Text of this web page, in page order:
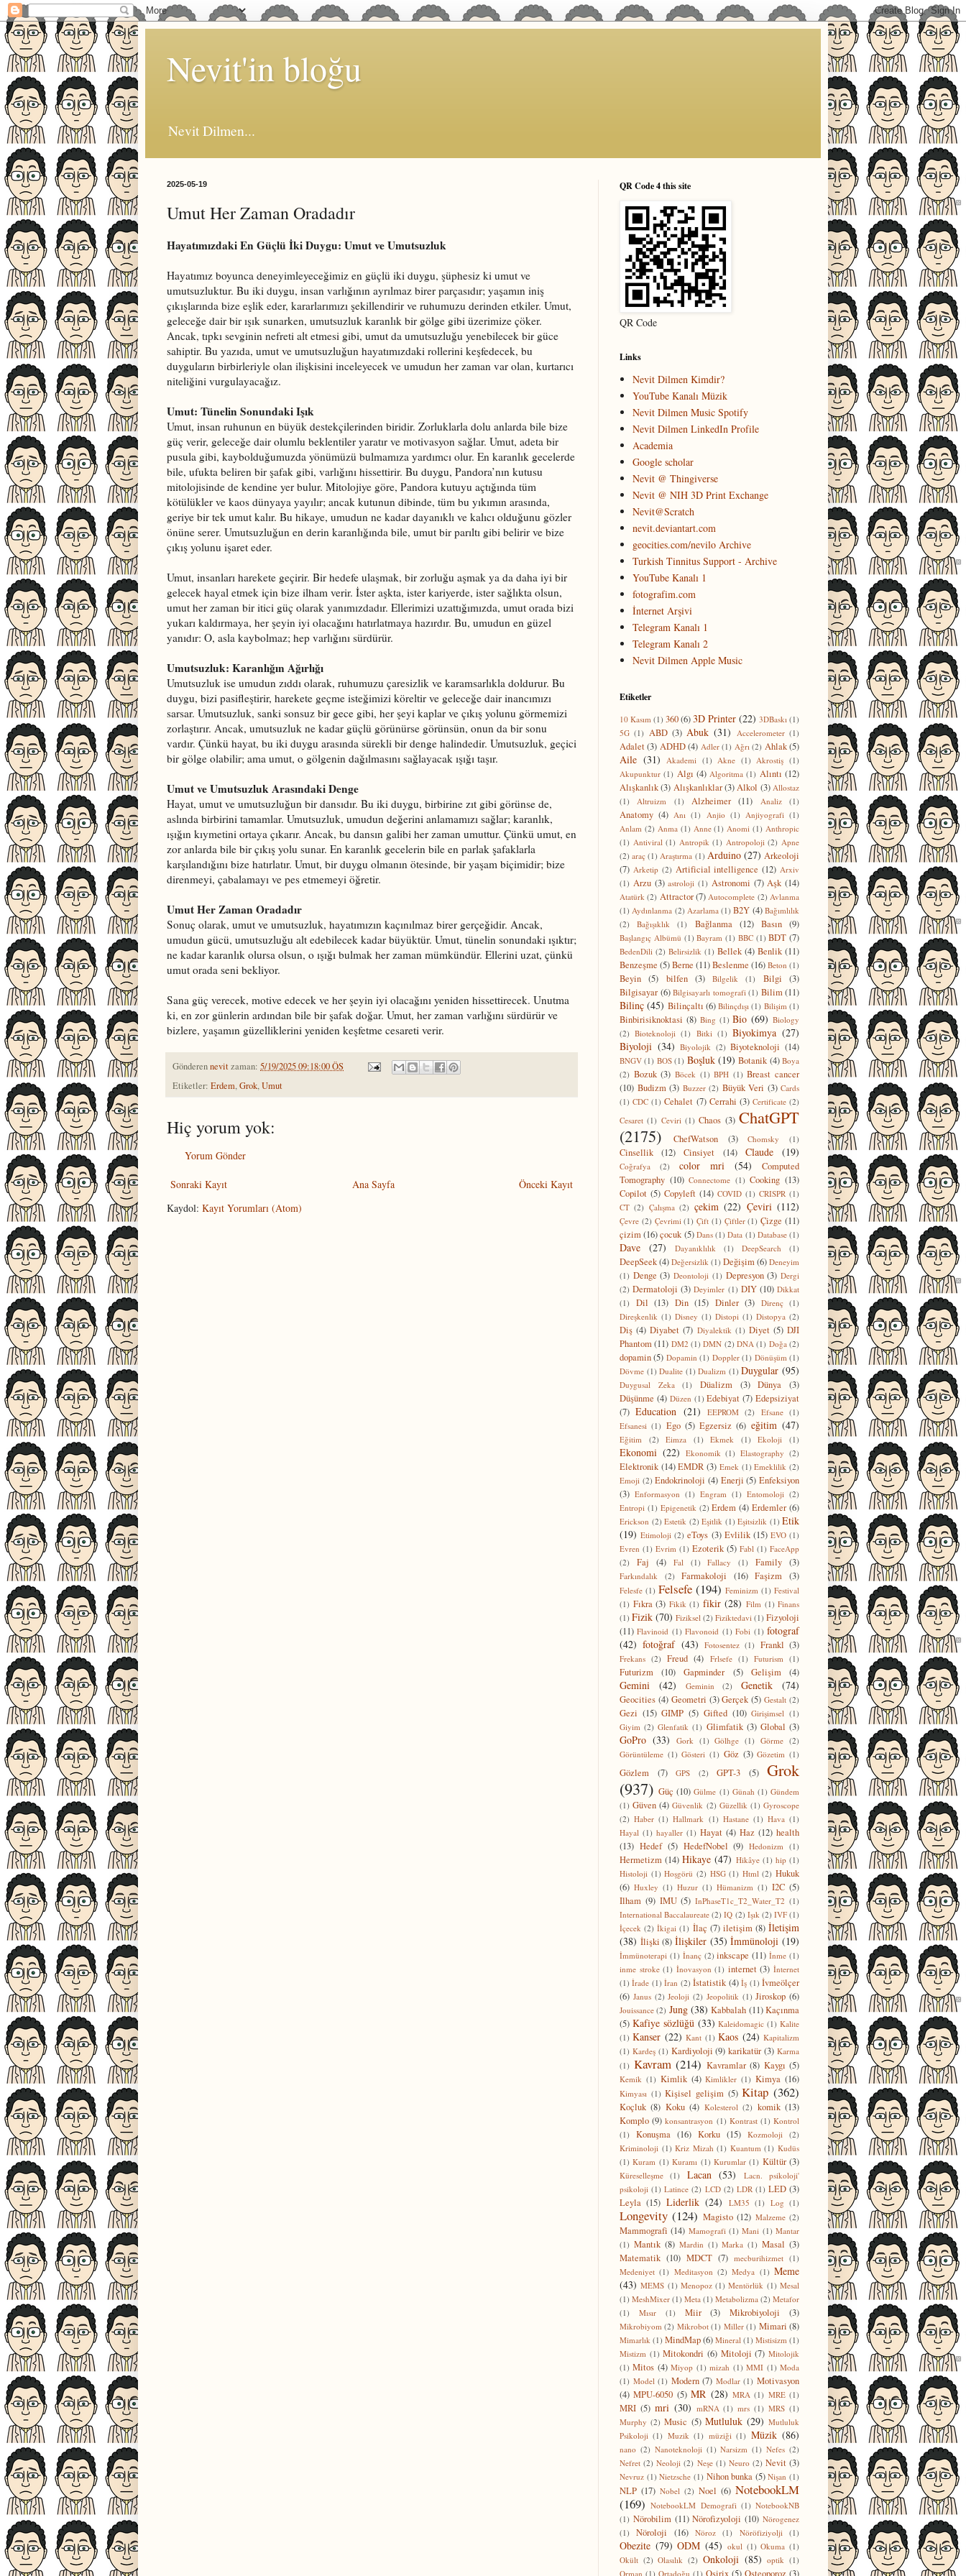
Nevit'in bloğu
Nevit Dilmen...
2025-05-19
Umut Her Zaman Oradadır
Hayatımızdaki En Güçlü İki Duygu: Umut ve Umutsuzluk
Hayatımız boyunca deneyimleyeceğimiz en güçlü iki duygu, şüphesiz ki umut ve
umutsuzluktur. Bu iki duygu, insan varlığının ayrılmaz birer parçasıdır; yaşamın iniş
çıkışlarında bize eşlik eder, kararlarımızı şekillendirir ve ruhumuzu derinden etkiler. Umut,
geleceğe dair bir ışık sunarken, umutsuzluk karanlık bir gölge gibi üzerimize çöker.
Ancak, tıpkı sevginin nefreti alt etmesi gibi, umut da umutsuzluğu yenebilecek bir güce
sahiptir. Bu yazıda, umut ve umutsuzluğun hayatımızdaki rollerini keşfedecek, bu
duyguların birbirleriyle olan ilişkisini inceleyecek ve umudun her zaman var olan, kurtarıcı
niteliğini vurgulayacağız.
Umut: Tünelin Sonundaki Işık
Umut, insan ruhunun en büyük destekçilerinden biridir. Zorluklarla dolu anlarda bile bize
güç verir, geleceğe dair olumlu beklentiler yaratır ve motivasyon sağlar. Umut, adeta bir
pusula gibi, kaybolduğumuzda yönümüzü bulmamıza yardımcı olur. En karanlık gecelerde
bile, ufukta beliren bir şafak gibi, varlığını hissettirir. Bu duygu, Pandora’nın kutusu
mitolojisinde de kendine yer bulur. Mitolojiye göre, Pandora kutuyu açtığında tüm
kötülükler ve kaos dünyaya yayılır; ancak kutunun dibinde, tüm bu yıkımın arasında,
geriye bir tek umut kalır. Bu hikaye, umudun ne kadar dayanıklı ve kalıcı olduğunu gözler
önüne serer. Umutsuzluğun en derin karanlığında bile, umut bir parıltı gibi belirir ve bize
çıkış yolunu işaret eder.
Umut, insanları harekete geçirir. Bir hedefe ulaşmak, bir zorluğu aşmak ya da daha iyi bir
gelecek hayal etmek için bize ilham verir. İster aşkta, ister kariyerde, ister sağlıkta olsun,
umut her zaman bir itici güç olarak yanımızdadır. Ellerimizi uzattığımızda, umut orada bizi
yukarı kaldırmaya, her şeyin iyi olacağını hatırlatmaya hazırdır. Bu, umudun en güzel
yanıdır: O, asla kaybolmaz; hep varlığını sürdürür.
Umutsuzluk: Karanlığın Ağırlığı
Umutsuzluk ise umudun zıddı olarak, ruhumuzu çaresizlik ve karamsarlıkla doldurur. Bu
duygu, bizi pasifleştirir, harekete geçme isteğimizi köreltir ve geleceğe dair inancımızı
sarsar. Umutsuzluk, sanki sonsuz bir gece gibi, her şeyi kaplar ve çıkış yolunu görmemizi
zorlaştırır. Ancak, umutsuzluk ne kadar güçlü görünürse görünsün, onun da bir sonu
vardır. Çünkü hayat, bu iki duygu arasında sürekli bir denge halindedir. Umutsuzluk, geçici
bir gölge olabilir; ama umut, o gölgenin dağılmasını sağlayacak ışığı taşır.
Umut ve Umutsuzluk Arasındaki Denge
Hayat, umut ve umutsuzluğun bir dansıdır. Bu iki duygu, birbirine zıt gibi görünse de,
aslında birbirini tamamlar. Umutsuzluk, umudun değerini anlamamızı sağlar; karanlık,
ışığın kıymetini ortaya çıkarır. Ancak, bu dansın galibi her zaman umuttur. Çünkü umut, en
zor anlarda bile bir çıkış yolu sunar. En karanlık gecelerin bile en parlak şafaklarla
karşılandığını bize hatırlatır. Umut, bir duygu olmanın ötesinde, bir yaşam biçimidir; bize
direnmeyi, çabalamayı ve pes etmemeyi öğretir.
Umut Her Zaman Oradadır
Sonuç olarak, umut ve umutsuzluk, hayatımızın kaçınılmaz birer gerçeğidir. Ancak,
umudun gücü, umutsuzluğu alt edebilecek kadar büyüktür. Umut, tünelin sonundaki ışıktır;
ne kadar karanlık olursa olsun, o ışığı bulmak her zaman mümkündür. Ellerini uzat, çünkü
umut orada seni bekliyor.
Sana güç verecek, motive edecek ve her şeyin iyi olacağını yeniden hissettirecek. Unutma
ki, en zor günlerin ardından bile bir şafak doğar. Umut, her zaman varlığını sürdürür ve
bizlere, yaşamın güzelliklerini yeniden keşfetme cesareti verir.
Gönderennevitzaman: 5/19/2025 09:18:00 ÖS
Etiketler: Erdem,Grok,Umut
Hiç yorum yok:
Yorum Gönder
Sonraki Kayıt Önceki Kayıt
Ana Sayfa
Kaydol: Kayıt Yorumları (Atom)
QR Code 4 this site
QR Code
Links
Nevit Dilmen Kimdir?
YouTube Kanalı Müzik
Nevit Dilmen Music Spotify
Nevit Dilmen LinkedIn Profile
Academia
Google scholar
Nevit @ Thingiverse
Nevit @ NIH 3D Print Exchange
Nevit@Scratch
nevit.deviantart.com
geocities.com/nevilo Archive
Turkish Tinnitus Support - Archive
YouTube Kanalı 1
fotografim.com
İnternet Arşivi
Telegram Kanalı 1
Telegram Kanalı 2
Nevit Dilmen Apple Music
Etiketler
10 Kasım (1) 360(6) 3D Printer (22) 3DBaskı (1)
5G (1) ABD (3) Abuk (31) Accelerometer (1)
Adalet (3) ADHD (4) Adler (1) Ağrı (2) Ahlak (5)
Aile (31) Akademi (1) Akne (1) Akrostiş (1)
Akupunktur (1) Algı (4) Algoritma (1) Alıntı (12)
Alışkanlık(3) Alışkanlıklar(3)Alkol (3) Allostaz
(1)
Altruizm (1) Alzheimer (11) Analiz (1)
Anatomy (4) Anı (1) Anjio (1) Anjiyografi (1)
Anlam (2) Anma (1) Anne (1) Anomi (1) Anthropic
(1) Antiviral (1) Antropik (1) Antropoloji (2) Apne
(2) araç (1) Araştırma (1) Arduino (27) Arkeoloji
(7) Arketip (2) Artificial intelligence (12) Arxiv
(1) Arzu (3) astroloji (1) Astronomi (7) Aşk (14)
Atatürk (2) Attractor(7) Autocomplete (2) Avlanma
(1) Aydınlanma (2) Azarlama (1) B2Y (4) Bağımlılık
(2)
Bağışıklık (1) Bağlanma (12) Basın (9)
Başlangıç Albümü (1) Bayram (1) BBC (1) BDT (7)
BedenDili (2) Belirsizlik (1) Bellek (4) Benlik (11)
Benzeşme (5)Berne (11)Beslenme (16) Beton (1)
Beyin (5) bilfen (3) Bilgelik (1) Bilgi
(3)
Bilgisayar (6) Bilgisayarlı tomografi (1) Bilim (11)
Bilinç (45) Bilinçaltı (6) Bilinçdışı (1) Bilişim (1)
Binbirisiknoktasi (8) Bing (1) Bio (69) Biology
(2) Bioteknoloji (1) Bitki (1) Biyokimya (27)
Biyoloji (34) Biyolojik (2) Biyoteknoloji (14)
BNGV (1) BOS (1) Boşluk (19) Botanik (4) Boya
(2) Bozuk (3) Böcek (1) BPH (1) Breast cancer
(10) Budizm (3) Buzzer (2) Büyük Veri (3) Cards
(1) CDC (1) Cehalet (7) Cerrahi (3) Certificate (2)
Cesaret (1) Ceviri (1) Chaos (3) ChatGPT
(2175)
ChefWatson (3) Chomsky (1)
Cinsellik (12) Cinsiyet (14) Claude (19)
Coğrafya (2) color mri (54)
Computed
Tomography (10) Connectome (1) Cooking (13)
Copilot (5) Copyleft (14) COVID (1) CRISPR (1)
CT (2) Çalışma (2) çekim (22) Çeviri (112)
Çevre (2) Çevrimi (1) Çift (1) Çiftler (1) Çizge (11)
çizim(16) çocuk (5) Dans (1) Data (1) Database (1)
Dave (27) Dayanıklılık (1) DeepSearch (1)
DeepSeek(4) Değersizlik (1) Değişim(6) Deneyim
(1) Denge (3) Deontoloji (1) Depresyon (3) Dergi
(2) Dermatoloji (3) Deyimler (1) DIY (10) Dikkat
(1)
Dil (13) Din (15) Dinler (3) Direnç (1)
Direşkenlik (1) Disney (1) Distopi (1) Distopya (2)
Diş (4) Diyabet (7) Diyalektik (1) Diyet (5) DJI
Phantom(11) DM2 (1) DMN (2) DNA (1) Doğa (2)
dopamin (5) Dopamin (1) Doppler (1) Dönüşüm (1)
Dövme (1) Dualite (1) Dualizm (1) Duygular (95)
Duygusal Zeka (1) Düalizm (3) Dünya
(3)
Düşünme (4) Düzen (1) Edebiyat (7) Edepsiziyat
(7) Education (21) EEPROM (2) Efsane (1)
Efsanesi (1) Ego (5) Egzersiz (6) eğitim (47)
Eğitim (2) Eimza (1) Ekmek (1) Ekoloji (1)
Ekonomi (22) Ekonomik (1) Elastography (2)
Elektronik (14) EMDR (3) Emek (1) Emeklilik (2)
Emoji (2) Endokrinoloji (4) Enerji (5) Enfeksiyon
(3) Enformasyon (1) Engram (1) Entomoloji (2)
Entropi (1) Epigenetik (2) Erdem (4) Erdemler (6)
Erickson (2) Estetik (2) Eşitlik (1) Eşitsizlik (1) Etik
(19) Etimoloji (2) eToys (3) Evlilik (15) EVO (1)
Evren (1) Evrim (1) Ezoterik (5) Fabl (1) FaceApp
(2)
Faj (4) Fal (1) Fallacy (1) Family (3)
Farkındalık (2) Farmakoloji (16) Faşizm (3)
Felesfe (1) Felsefe (194) Feminizm (1) Festival
(1) Fıkra (3) Fikik (1) fikir (28) Film (1) Finans
(1) Fizik (70) Fiziksel (2) Fiziktedavi (1) Fizyoloji
(11) Flavinoid (1) Flavonoid (1) Fobi (1) fotograf
(42) fotoğraf (43) Fotosentez (1) Frankl (3)
Frekans (2) Freud (4) Frlsefe (1) Futurism (1)
Futurizm (10) Gapminder (5) Gelişim (4)
Gemini (42) Geminin (2) Genetik (74)
Geocities (4) Geometri (3) Gerçek (5) Gestalt (2)
Gezi (15) GIMP (5) Gifted (10) Girişimsel (1)
Giyim (2) Glenfatik (1) Glimfatik (3) Global (3)
GoPro (33) Gork (1) Gölhge (1) Görme (2)
Görüntüleme (1) Gösteri (1) Göz (3) Gözetim (1)
Gözlem (7) GPS (2) GPT-3 (5)
Grok
(937) Güç (10) Gülme (1) Günah (1) Gündem
(1) Güven (4) Güvenlik (2) Güzellik (1) Gyroscope
(2) Haber (1) Hallmark (1) Hastane (1) Hava (1)
Hayal (1) hayaller (1) Hayat (4) Haz (12) health
(13) Hedef (5) HedefNobel (9) Hedonizm (1)
Hermetizm (14) Hikaye (47) Hikâye (1) hip (1)
Histoloji (1) Hoşgörü (2) HSG (1) Html (2) Hukuk
(6) Huxley (1) Huzur (1) Hümanizm (1) I2C (5)
Ilham (9) IMU (5) InPhaseT1c_T2_Water_T2 (1)
International Baccalaureate (2) IQ (2) Işık (2) IVF (1)
İçecek (2) İkigai (1) İlaç (7) iletişim (8) İletişim
(38) İlişki (8) İlişkiler (35) İmmünoloji (19)
İmmünoterapi (1) İnanç (2) inkscape (11) İnme (1)
inme stroke (1) İnovasyon (1) internet (3) İnternet
(1) İrade (1) İran (2) İstatistik (4) İş (1) İvmeölçer
(6) Janus (2) Jeoloji (2) Jeopolitik (1) Jiroskop (6)
Jouissance (2) Jung (38) Kabbalah (11)Kaçınma
(5) Kafiye sözlüğü (33) Kaleidomagic (1) Kalite
(1) Kanser (22) Kant (1) Kaos (24) Kapitalizm
(1) Kardeş (1) Kardiyoloji (9) karikatür (3) Karma
(1) Kavram (214) Kavramlar (8) Kaygı (5)
Kemik (1) Kimlik (4) Kimlikler (1) Kimya (16)
Kimyası (1) Kişisel gelişim (5) Kitap (362)
Koçluk (8) Koku (4) Kolesterol (2) komik (13)
Komplo (9) konsantrasyon (1) Kontrast (1) Kontrol
(1)
Konuşma (16) Korku (15) Kozmoloji
(2)
Kriminoloji (1) Kriz Mizah (1) Kuantum (1) Kudüs
(1) Kuram (1) Kuramı (1) Kurumlar (1) Kültür (3)
Küreselleşme (1) Lacan (53)
Lacn. psikoloji'
psikoloji (1) Latince (2) LCD (2) LDR (1) LED (3)
Leyla (15) Liderlik (24) LM35 (1) Log (1)
Longevity (124) Magisto (12) Malzeme (2)
Mammografi (14) Mamografi (1) Mani (1) Mantar
(1) Mantık (8) Mardin (1) Marka (1) Masal (3)
Matematik (10) MDCT (7) mecburihizmet (1)
Medeniyet (1) Meditasyon (2) Medya (1) Meme
(43) MEMS (1) Menopoz (1) Mentörlük (1) Mesal
(1) MeshMixer (1) Meta (1) Metabolizma (2) Metafor
(1)
Mısır (1) Miir (3) Mikrobiyoloji (3)
Mikrobiyom (2) Mikrobot (1) Miller (1) Mimari (8)
Mimarlık (1) MindMap(6) Mineral (1) Mistisizm (1)
Mistizm (1) Mitokondri (6) Mitoloji (7) Mitolojik
(1) Mitos (4) Miyop (1) mizah (1) MMI (1) Moda
(1) Model (1) Modern (7) Modlar (1) Motivasyon
(4) MPU-6050 (5) MR (28) MRA (1) MRE (1)
MRI (5) mri (30) mRNA (1) mrs (1) MRS (1)
Murphy (2) Music (5) Mutluluk (29) Mutluluk
Psikoloji (1) Muzik (1) müziği (1) Müzik (86)
nano (2) Nanoteknoloji (1) Narsizm (1) Nefes (2)
Nefret (2) Neoloji (2) Neşe (1) Neuro (2) Nevit (3)
Nevruz (1) Nietzsche (1) Nihon bunka (5) Nişan (1)
NLP (17) Nobel (2) Noel (6) NotebookLM
(169) NotebookLM Demografi (1) NotebookNB
(1) Nörobilim (11) Nörofizyoloji (10) Nörogenez
(1)
Nöroloji (16) Nöroz (1) Nöröfiziyolji (1)
Obezite (79) ODM (45) okul (1) Okuma (1)
Okült (2) Olasılık (2) Onkoloji (85) optik (1)
Orman (1) Ortadoğu (1) Osirix (5) Osteoporoz (3)